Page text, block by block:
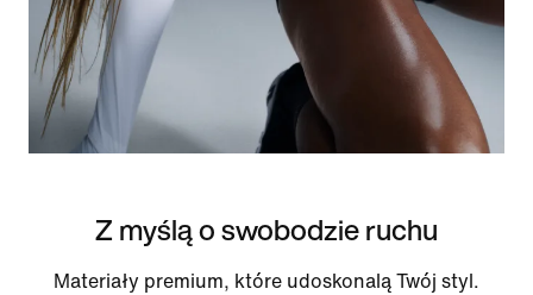
Z myślą o swobodzie ruchu
Materiały premium, które udoskonalą Twój styl.